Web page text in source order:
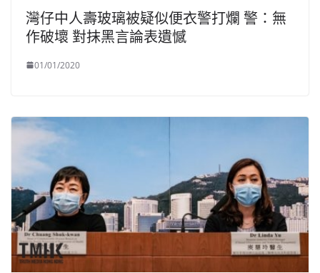
灣仔中人壽玻璃被疑似便衣警打爛 警：無
作破壞 對抹黑言論表遺憾
01/01/2020